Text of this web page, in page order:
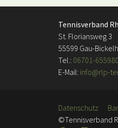
Tennisverband
St. Floriansweg 3
55599 Gau-
Tel.: 06701-655980
E-Mail: info@rlp-
Datenschutz
©Tennisverband